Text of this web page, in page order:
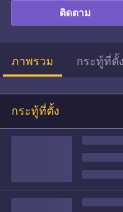
ติดตาม
ภาพรวม กระทู้ที่ตั้ง
กระทู้ที่ตั้ง